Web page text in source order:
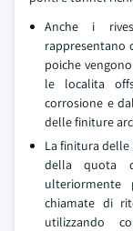
Anche i
rappresentano
poiche
le localita
corrosione e
delle finiture
La finitura delle
della quota
chiamate di
utilizzando